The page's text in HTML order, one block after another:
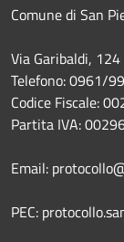
Comune di San
Via Garibaldi,
Telefono: 0961/
Codice Fiscale:
Partita IVA:
Email:
PEC: